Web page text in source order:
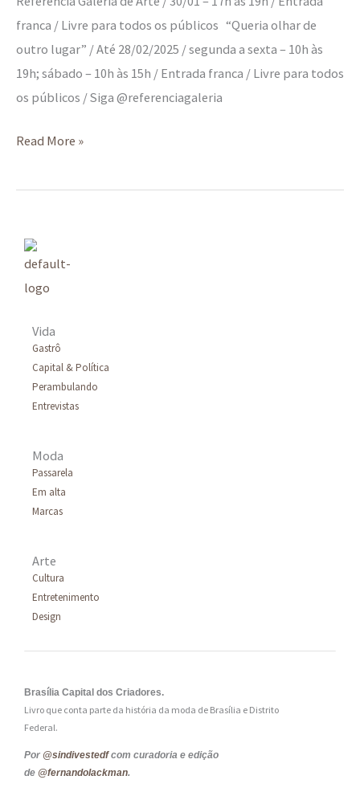
franca / Livre para todos os públicos “Queria olhar de
outro lugar” / Até 28/02/2025 / segunda a sexta – 10h às
19h; sábado – 10h às 15h / Entrada franca / Livre para todos
os públicos / Siga @referenciagaleria
Read More »
Vida
Gastrô
Capital & Política
Perambulando
Entrevistas
Moda
Passarela
Em alta
Marcas
Arte
Cultura
Entretenimento
Design
Brasília Capital dos Criadores.
Livro que conta parte da história da moda de Brasília e Distrito
Federal.
Por @sindivestedfcom curadoria e edição
de @fernandolackman.